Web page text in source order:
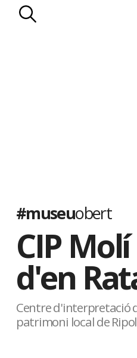
#museuobert
CIP Molí
d'en
Centre d'interpretació
patrimoni local de